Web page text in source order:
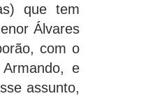
que tem
Álvares
com o
e
assunto,